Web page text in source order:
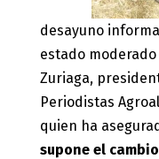
desayuno
estado
Zuriaga,
Periodistas
quien ha
supone el